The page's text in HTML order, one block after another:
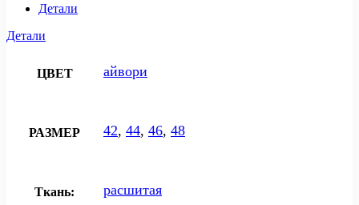
Детали
Детали
ЦВЕТ айвори
РАЗМЕР 42, 44, 46, 48
Ткань: расшитая